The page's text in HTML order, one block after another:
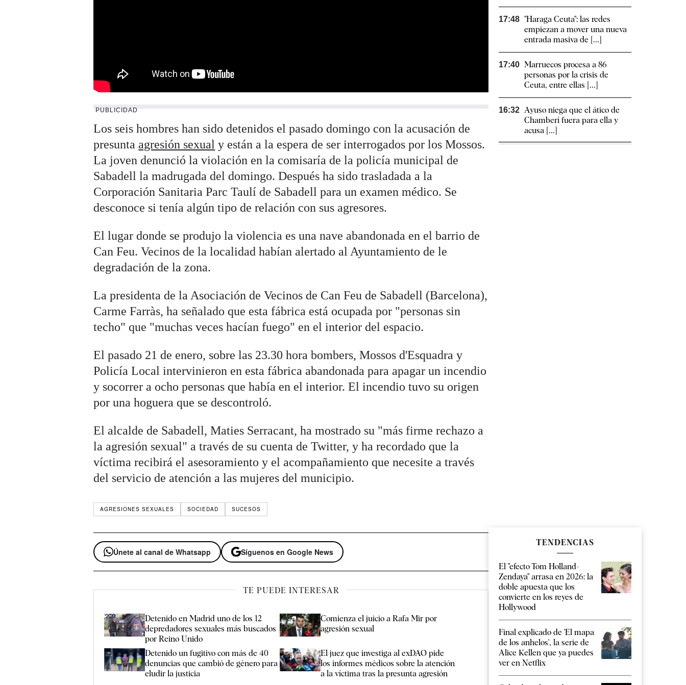
PUBLICIDAD
Los seis hombres han sido detenidos el pasado domingo con la acusación de
presunta agresión sexual y están a la espera de ser interrogados por los Mossos.
La joven denunció la violación en la comisaría de la policía municipal de
Sabadell la madrugada del domingo. Después ha sido trasladada a la
Corporación Sanitaria Parc Taulí de Sabadell para un examen médico. Se
desconoce si tenía algún tipo de relación con sus agresores.
El lugar donde se produjo la violencia es una nave abandonada en el barrio de
Can Feu. Vecinos de la localidad habían alertado al Ayuntamiento de le
degradación de la zona.
La presidenta de la Asociación de Vecinos de Can Feu de Sabadell (Barcelona),
Carme Farràs, ha señalado que esta fábrica está ocupada por "personas sin
techo" que "muchas veces hacían fuego" en el interior del espacio.
El pasado 21 de enero, sobre las 23.30 hora bombers, Mossos d'Esquadra y
Policía Local intervinieron en esta fábrica abandonada para apagar un incendio
y socorrer a ocho personas que había en el interior. El incendio tuvo su origen
por una hoguera que se descontroló.
El alcalde de Sabadell, Maties Serracant, ha mostrado su "más firme rechazo a
la agresión sexual" a través de su cuenta de Twitter, y ha recordado que la
víctima recibirá el asesoramiento y el acompañamiento que necesite a través
del servicio de atención a las mujeres del municipio.
AGRESIONES SEXUALES SOCIEDAD SUCESOS
Únete al canal de Whatsapp Síguenos en Google News
TE PUEDE INTERESAR
Detenido en Madrid uno de los 12
depredadores sexuales más buscados
por Reino Unido
Comienza el juicio a Rafa Mir por
agresión sexual
Detenido un fugitivo con más de 40
denuncias que cambió de género para
eludir la justicia
El juez que investiga al exDAO pide
los informes médicos sobre la atención
a la víctima tras la presunta agresión
17:48 "Haraga Ceuta": las redes
empiezan a mover una nueva
entrada masiva de [...]
17:40 Marruecos procesa a 86
personas por la crisis de
Ceuta, entre ellas [...]
16:32 Ayuso niega que el ático de
Chamberí fuera para ella y
acusa [...]
TENDENCIAS
El "efecto Tom Holland-
Zendaya" arrasa en 2026: la
doble apuesta que los
convierte en los reyes de
Hollywood
Final explicado de 'El mapa
de los anhelos', la serie de
Alice Kellen que ya puedes
ver en Netflix